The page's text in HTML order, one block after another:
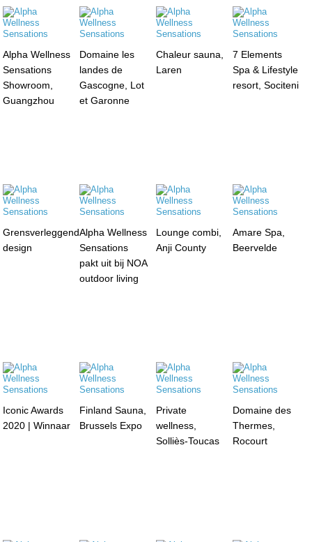
Alpha Wellness
Sensations
Showroom,
Guangzhou
Domaine les
landes de
Gascogne, Lot
et Garonne
Chaleur sauna,
Laren
7 Elements
Spa & Lifestyle
resort, Sociteni
Grensverleggend
design
Alpha Wellness
Sensations
pakt uit bij NOA
outdoor living
Lounge combi,
Anji County
Amare Spa,
Beervelde
Iconic Awards
2020 | Winnaar
Finland Sauna,
Brussels Expo
Private
wellness,
Solliès-Toucas
Domaine des
Thermes,
Rocourt